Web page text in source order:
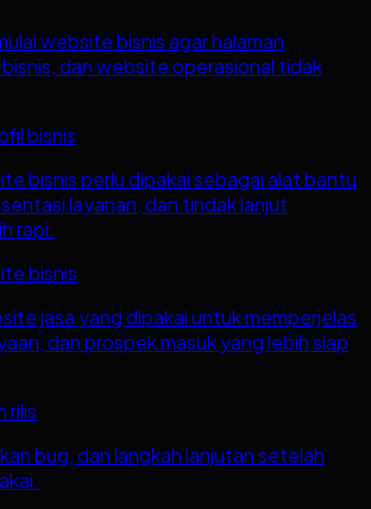
website bisnis agar halaman
dan website operasional tidak
bisnis
bisnis perlu dipakai sebagai alat bantu
layanan, dan tindak lanjut
rapi.
bisnis
jasa yang dipakai untuk memperjelas
dan prospek masuk yang lebih siap
rilis
bug, dan langkah lanjutan setelah